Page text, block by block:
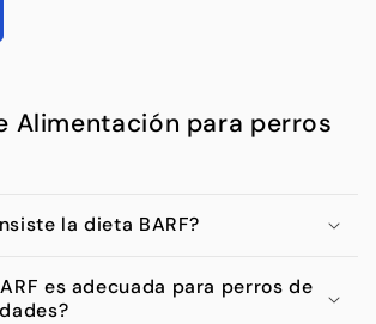
Alimentación para perros
la dieta BARF?
es adecuada para perros de